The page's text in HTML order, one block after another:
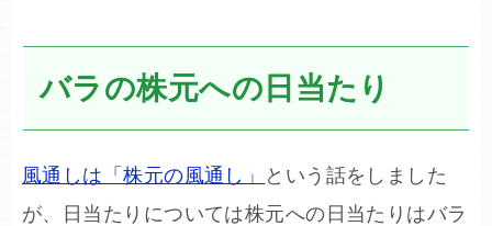
バラの株元への日当たり
風通しは「株元の風通し」
という話をしました
が、日当たりについては株元への日当たりはバラ